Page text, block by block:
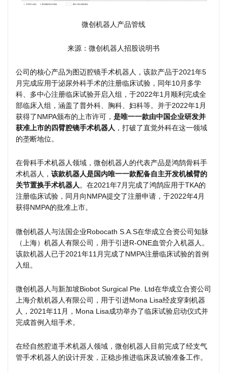
微创机器人产品管线
来源：微创机器人招股说明书
公司的核心产品为图迈腔镜手术机器人，该款产品于2021年5
月完成应用于泌尿外科手术的注册临床试验，同年10月多学
科、多中心注册临床试验开启入组，于2022年1月顺利完成全
部临床入组，涵盖了普外科、胸科、妇科等。并于2022年1月
获得了NMPA颁布的上市许可， 是唯一一款由中国企业研发并
获准上市的四臂腔镜手术机器人 ，打破了直觉外科在这一领域
的垄断地位。
在骨科手术机器人领域，微创机器人的代表产品是鸿鹄骨科手
术机器人， 该款机器人是国内唯一一款配备自主开发机械臂的
关节置换手术机器人。在2021年7月完成了鸿鹄应用于TKA的
注册临床试验，同月向NMPA提交了注册申请，于2022年4月
获得NMPA的批准上市。
微创机器人与法国企业Robocath S.A.S在华成立合资公司知脉
（上海）机器人有限公司，用于引进R-ONE血管介入机器人。
该款机器人已于2021年11月完成了NMPA注册临床试验的首例
入组。
微创机器人与新加坡Biobot Surgical Pte. Ltd在华成立合资公司
上海介航机器人有限公司，用于引进Mona Lisa经皮穿刺机器
人，2021年11月，Mona Lisa成功举办了临床试验启动仪式并
完成首例入组手术。
在经自然腔道手术机器人领域，微创机器人目前完成了经支气
管手术机器人的设计开发，正稳步推进临床及试验准备工作。